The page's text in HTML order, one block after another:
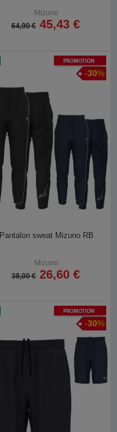
Mizuno
64,90 € 45,43 €
Promotion
-30%
Pantalon sweat Mizuno RB
Mizuno
38,00 € 26,60 €
Promotion
-30%